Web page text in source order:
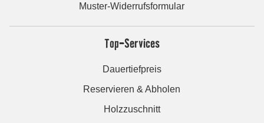
Muster-Widerrufsformular
Top-Services
Dauertiefpreis
Reservieren & Abholen
Holzzuschnitt